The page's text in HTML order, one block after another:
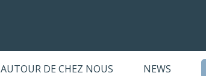
AUTOUR DE CHEZ NOUS NEWS